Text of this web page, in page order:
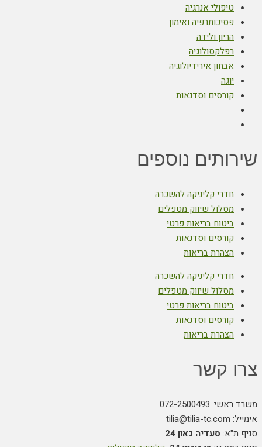
טיפולי אנרגיה
פסיכותרפיה ואימון
הריון ולידה
רפלקסולוגיה
אבחון אירידיולוגיה
יוגה
קורסים וסדנאות
שירותים נוספים
חדרי קליניקה להשכרה
מסלול שיווק מטפלים
ביטוח בריאות פרטי
קורסים וסדנאות
הצהרת בריאות
חדרי קליניקה להשכרה
מסלול שיווק מטפלים
ביטוח בריאות פרטי
קורסים וסדנאות
הצהרת בריאות
צרו קשר
משרד ראשי: 072-2500493
אימייל: tilia@tilia-tc.com
סניף ת"א: סעדיה גאון 24